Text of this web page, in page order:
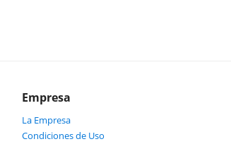
Empresa
La Empresa
Condiciones de Uso